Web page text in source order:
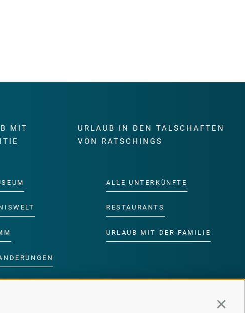
MIT
URLAUB IN DEN TALSCHAFTEN
VON RATSCHINGS
ALLE UNTERKÜNFTE
RESTAURANTS
URLAUB MIT DER FAMILIE